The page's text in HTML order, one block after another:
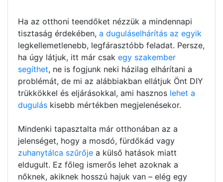
Ha az otthoni teendőket nézzük a mindennapi
tisztaság érdekében, a duguláselhárítás az egyik
legkellemetlenebb, legfárasztóbb feladat. Persze,
ha úgy látjuk, itt már csak egy szakember
segíthet, ne is fogjunk neki házilag elhárítani a
problémát, de mi az alábbiakban ellátjuk Önt DIY
trükkökkel és eljárásokkal, ami hasznos lehet a
dugulás kisebb mértékben megjelenésekor.
Mindenki tapasztalta már otthonában az a
jelenséget, hogy a mosdó, fürdőkád vagy
zuhanytálca szűrője a külső hatások miatt
eldugult. Ez főleg ismerős lehet azoknak a
nőknek, akiknek hosszú hajuk van – elég egy